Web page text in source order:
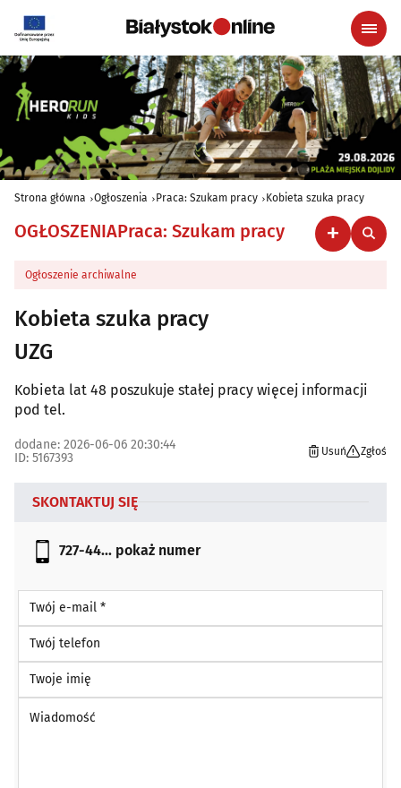
Strona główna Ogłoszenia Praca: Szukam pracy Kobieta szuka pracy
OGŁOSZENIAPraca: Szukam pracy
Ogłoszenie archiwalne
Kobieta szuka pracy
UZG
Kobieta lat 48 poszukuje stałej pracy więcej informacji
pod tel.
dodane: 2026-06-06 20:30:44
ID: 5167393
Usuń Zgłoś
SKONTAKTUJ SIĘ
727-44... pokaż numer
Twój e-mail *
Twój telefon
Twoje imię